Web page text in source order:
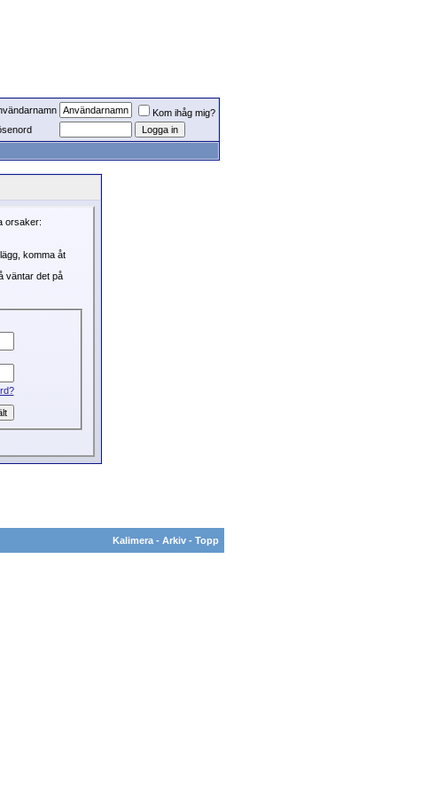
Kom ihåg mig?
orsaker:
komma åt
väntar det på
Kalimera - Arkiv - Topp